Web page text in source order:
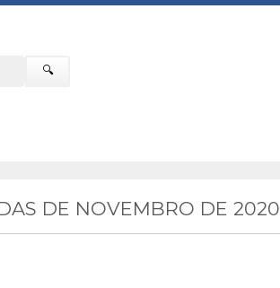
🔍
DE NOVEMBRO DE 2020